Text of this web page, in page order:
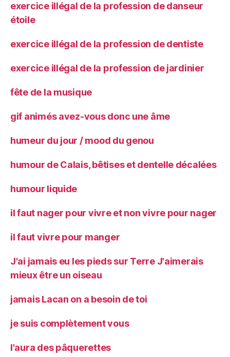
exercice illégal de la profession de danseur
étoile
exercice illégal de la profession de dentiste
exercice illégal de la profession de jardinier
fête de la musique
gif animés avez-vous donc une âme
humeur du jour / mood du genou
humour de Calais, bêtises et dentelle décalées
humour liquide
il faut nager pour vivre et non vivre pour nager
il faut vivre pour manger
J'ai jamais eu les pieds sur Terre J'aimerais
mieux être un oiseau
jamais Lacan on a besoin de toi
je suis complètement vous
l'aura des pâquerettes